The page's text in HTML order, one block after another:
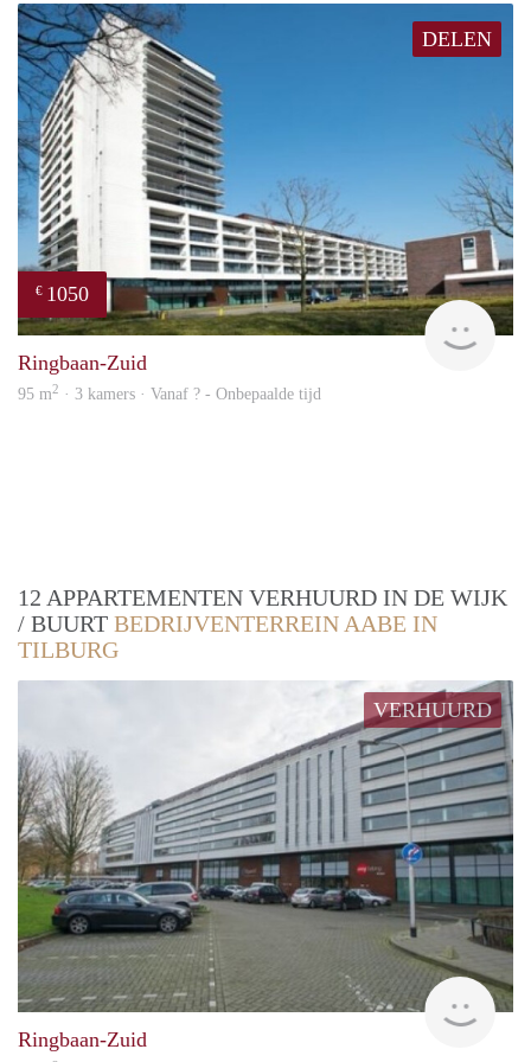
DELEN
€ 1050
rent
Ringbaan-Zuid
95 m2 · 3 kamers · Vanaf ? - Onbepaalde tijd
12 APPARTEMENTEN VERHUURD IN DE WIJK
/ BUURT BEDRIJVENTERREIN AABE IN
TILBURG
VERHUURD
Ringbaan-Zuid